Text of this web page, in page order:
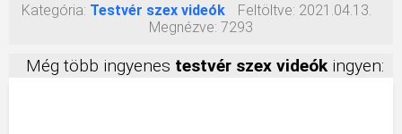
Kategória: Testvér szex videók Feltöltve: 2021.04.13.
Megnézve: 7293
Még több ingyenes testvér szex videókingyen: